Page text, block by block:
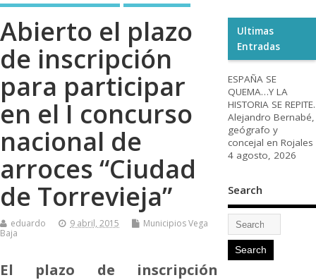
Abierto el plazo
de inscripción
para participar
en el I concurso
nacional de
arroces “Ciudad
de Torrevieja”
eduardo 9 abril, 2015
Municipios Vega
Baja
El plazo de inscripción
Ultimas
Entradas
ESPAÑA SE
QUEMA…Y LA
HISTORIA SE REPITE.
Alejandro Bernabé,
geógrafo y
concejal en Rojales
4 agosto, 2026
Search